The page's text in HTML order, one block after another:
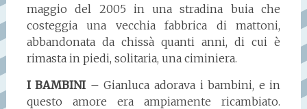
maggio del 2005 in una stradina buia che
costeggia una vecchia fabbrica di mattoni,
abbandonata da chissà quanti anni, di cui è
rimasta in piedi, solitaria, una ciminiera.
I BAMBINI – Gianluca adorava i bambini, e in
questo amore era ampiamente ricambiato.